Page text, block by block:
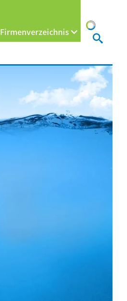
Firmenverzeichnis